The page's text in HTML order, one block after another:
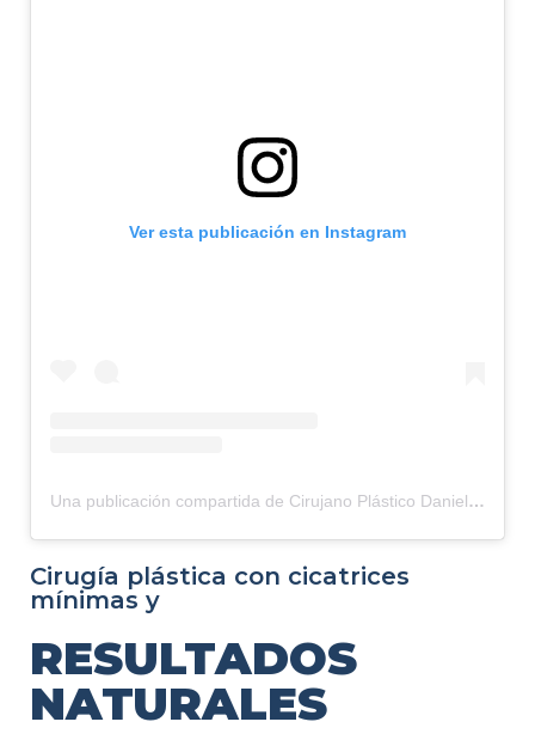
Ver esta publicación en Instagram
Una publicación compartida de Cirujano Plástico Daniel Correa (@cirujanodanielcorrea)
Cirugía plástica con cicatrices
mínimas y
RESULTADOS
NATURALES